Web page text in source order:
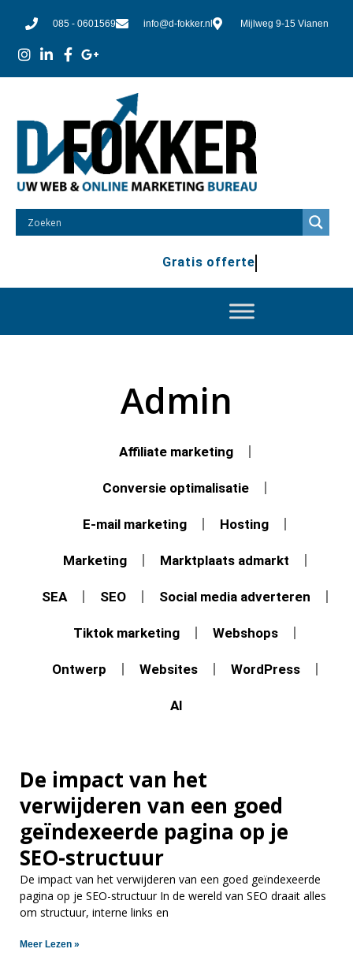
085 - 0601569 info@d-fokker.nl Mijlweg 9-15 Vianen
Gratis offerte
Admin
Affiliate marketing
Conversie optimalisatie
E-mail marketing Hosting
Marketing Marktplaats admarkt
SEA SEO Social media adverteren
Tiktok marketing Webshops
Ontwerp Websites WordPress
AI
De impact van het
verwijderen van een goed
geïndexeerde pagina op je
SEO-structuur
De impact van het verwijderen van een goed geïndexeerde
pagina op je SEO-structuur In de wereld van SEO draait alles
om structuur, interne links en
Meer Lezen »